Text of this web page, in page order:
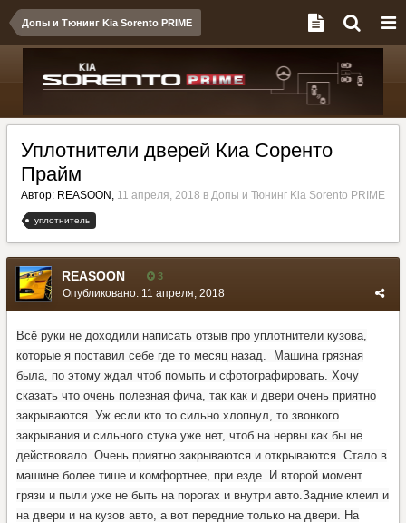
Допы и Тюнинг Kia Sorento PRIME
Уплотнители дверей Киа Соренто
Прайм
Автор: REASOON , 11 апреля, 2018 в Допы и Тюнинг Kia Sorento PRIME
уплотнитель
REASOON 3
Опубликовано: 11 апреля, 2018
Всё руки не доходили написать отзыв про уплотнители кузова,
которые я поставил себе где то месяц назад. Машина грязная
была, по этому ждал чтоб помыть и сфотографировать. Хочу
сказать что очень полезная фича, так как и двери очень приятно
закрываются. Уж если кто то сильно хлопнул, то звонкого
закрывания и сильного стука уже нет, чтоб на нервы как бы не
действовало..Очень приятно закрываются и открываются. Стало в
машине более тише и комфортнее, при езде. И второй момент
грязи и пыли уже не быть на порогах и внутри авто.Задние клеил и
на двери и на кузов авто, а вот передние только на двери. На